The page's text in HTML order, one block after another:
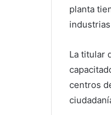
planta
La titular
centros